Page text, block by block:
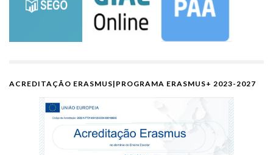
ACREDITAÇÃO ERASMUS|PROGRAMA ERASMUS+ 2023-2027